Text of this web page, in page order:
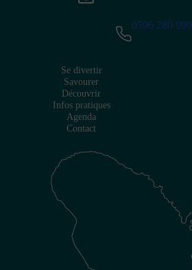
0596 280 999
Se divertir
Savourer
Découvrir
Infos pratiques
Agenda
Contact